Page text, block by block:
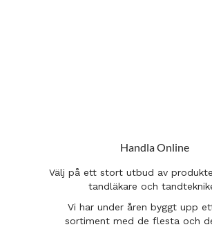
Handla Online
Välj på ett stort utbud av
tandläkare och
Vi har under åren byggt upp
sortiment med de flesta och